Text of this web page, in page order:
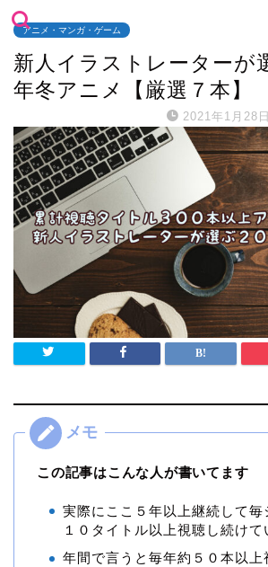
アニメ・マンガ・ゲーム
新人イラストレーターが
年冬アニメ【厳選７本】
2021年1月28日
この記事はこんな人が書いてます
実際にここ５年以上継続して毎
１０タイトル以上視聴し続けて
年間で言うと毎年約５０本以上